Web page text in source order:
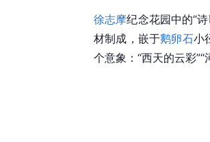
徐志摩纪念花园中的“
材制成，嵌于鹅卵石小
个意象 ：“西天的云彩